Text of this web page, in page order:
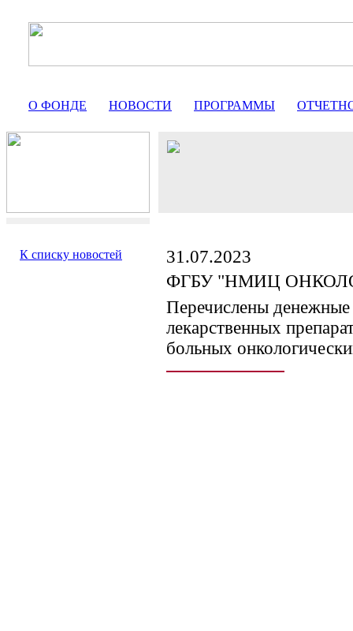
О ФОНДЕ НОВОСТИ ПРОГРАММЫ
К списку новостей
31.07.2023
ФГБУ "НМИЦ
Перечислены денежные
лекарственных
больных